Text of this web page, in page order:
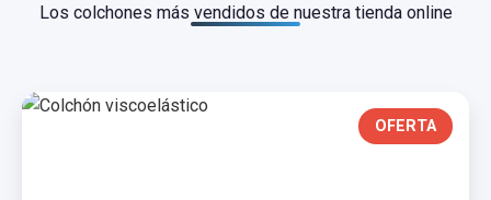
Los colchones más vendidos de nuestra tienda online
OFERTA